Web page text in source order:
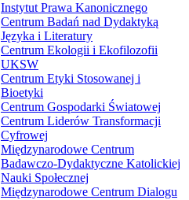
Instytut Prawa Kanonicznego
Centrum Badań nad Dydaktyką
Języka i Literatury
Centrum Ekologii i Ekofilozofii
UKSW
Centrum Etyki Stosowanej i
Bioetyki
Centrum Gospodarki Światowej
Centrum Liderów Transformacji
Cyfrowej
Międzynarodowe Centrum
Badawczo-Dydaktyczne Katolickiej
Nauki Społecznej
Międzynarodowe Centrum Dialogu